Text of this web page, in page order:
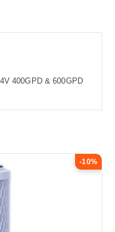
400GPD & 600GPD
-10%